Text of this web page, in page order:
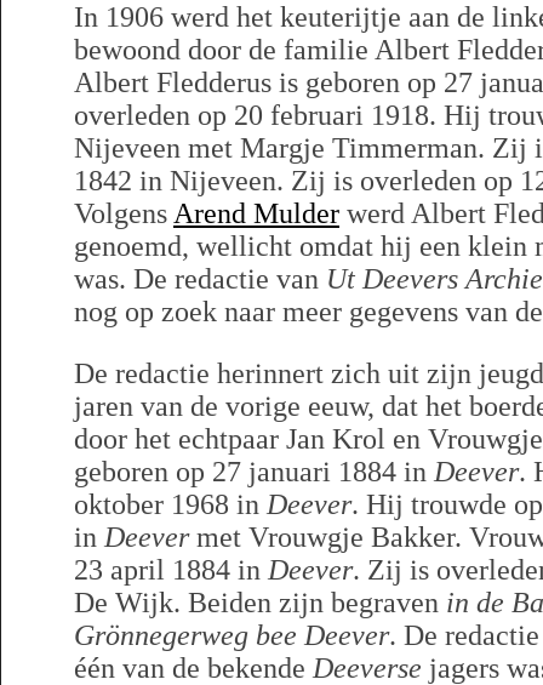
In 1906 werd het keuterijtje aan de
bewoond door de familie Albert
Albert Fledderus is geboren op 27
overleden op 20 februari 1918. Hij
Nijeveen met Margje Timmerman. Zij
1842 in Nijeveen. Zij is overleden op
Volgens Arend Mulder werd Albert
genoemd, wellicht omdat hij een klein
was. De redactie van Ut Deevers
nog op zoek naar meer gegevens van
De redactie herinnert zich uit zijn
jaren van de vorige eeuw, dat het
door het echtpaar Jan Krol en
geboren op 27 januari 1884 in Deever.
oktober 1968 in Deever. Hij trouwde
in Deevermet Vrouwgje Bakker.
23 april 1884 in Deever. Zij is
De Wijk. Beiden zijn begraven in de
Grönnegerweg bee Deever. De
één van de bekende Deeverse jagers